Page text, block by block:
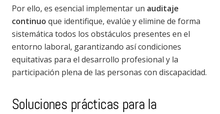
Por ello, es esencial implementar un auditaje
continuo que identifique, evalúe y elimine de forma
sistemática todos los obstáculos presentes en el
entorno laboral, garantizando así condiciones
equitativas para el desarrollo profesional y la
participación plena de las personas con discapacidad.
Soluciones prácticas para la